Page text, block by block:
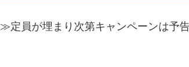
≫定員が埋まり次第キャンペーンは予